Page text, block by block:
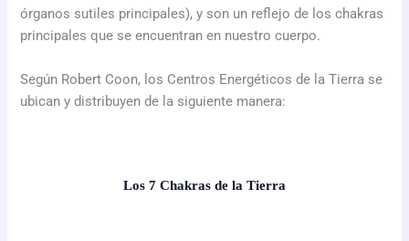
órganos sutiles principales), y son un reflejo de los chakras
principales que se encuentran en nuestro cuerpo.
Según Robert Coon, los Centros Energéticos de la Tierra se
ubican y distribuyen de la siguiente manera:
Los 7 Chakras de la Tierra